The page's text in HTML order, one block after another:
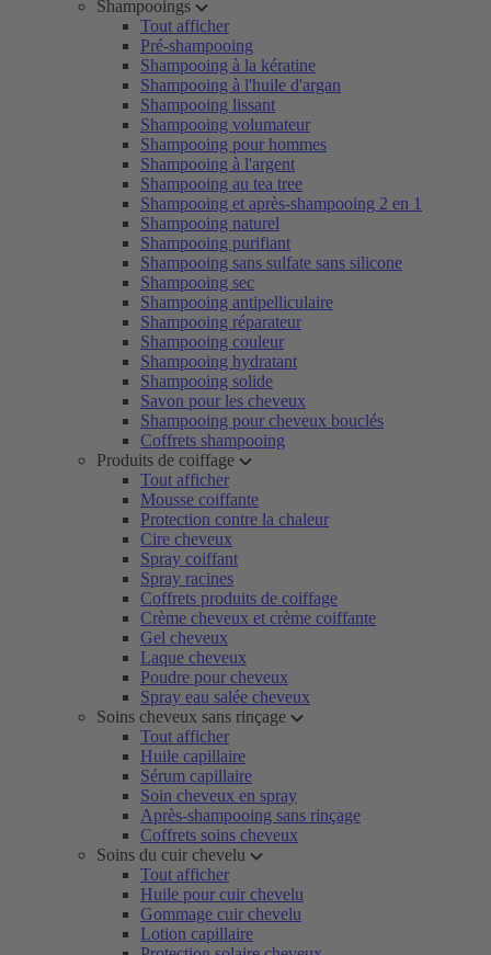
Shampooings
Tout afficher
Pré-shampooing
Shampooing à la kératine
Shampooing à l'huile d'argan
Shampooing lissant
Shampooing volumateur
Shampooing pour hommes
Shampooing à l'argent
Shampooing au tea tree
Shampooing et après-shampooing 2 en 1
Shampooing naturel
Shampooing purifiant
Shampooing sans sulfate sans silicone
Shampooing sec
Shampooing antipelliculaire
Shampooing réparateur
Shampooing couleur
Shampooing hydratant
Shampooing solide
Savon pour les cheveux
Shampooing pour cheveux bouclés
Coffrets shampooing
Produits de coiffage
Tout afficher
Mousse coiffante
Protection contre la chaleur
Cire cheveux
Spray coiffant
Spray racines
Coffrets produits de coiffage
Crème cheveux et crème coiffante
Gel cheveux
Laque cheveux
Poudre pour cheveux
Spray eau salée cheveux
Soins cheveux sans rinçage
Tout afficher
Huile capillaire
Sérum capillaire
Soin cheveux en spray
Après-shampooing sans rinçage
Coffrets soins cheveux
Soins du cuir chevelu
Tout afficher
Huile pour cuir chevelu
Gommage cuir chevelu
Lotion capillaire